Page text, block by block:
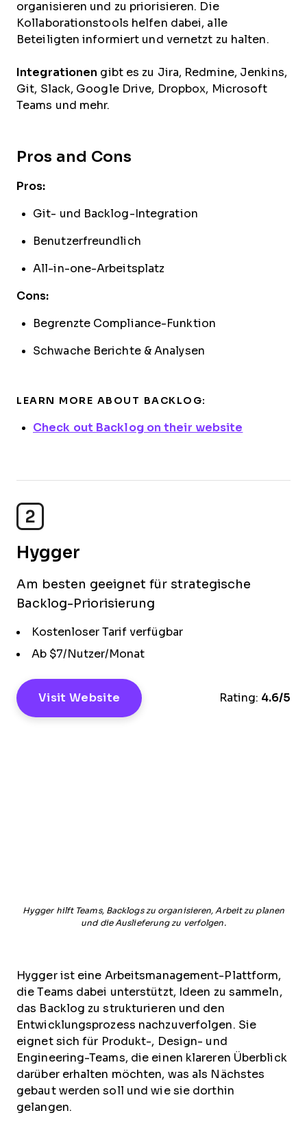
organisieren und zu priorisieren. Die
Kollaborationstools helfen dabei, alle
Beteiligten informiert und vernetzt zu halten.
Integrationen gibt es zu Jira, Redmine, Jenkins,
Git, Slack, Google Drive, Dropbox, Microsoft
Teams und mehr.
Pros and Cons
Pros:
Git- und Backlog-Integration
Benutzerfreundlich
All-in-one-Arbeitsplatz
Cons:
Begrenzte Compliance-Funktion
Schwache Berichte & Analysen
LEARN MORE ABOUT BACKLOG:
Check out Backlog on their website
2
Hygger
Am besten geeignet für strategische
Backlog-Priorisierung
Kostenloser Tarif verfügbar
Ab $7/Nutzer/Monat
Visit Website Rating: 4.6/5
Hygger hilft Teams, Backlogs zu organisieren, Arbeit zu planen
und die Auslieferung zu verfolgen.
Hygger ist eine Arbeitsmanagement-Plattform,
die Teams dabei unterstützt, Ideen zu sammeln,
das Backlog zu strukturieren und den
Entwicklungsprozess nachzuverfolgen. Sie
eignet sich für Produkt-, Design- und
Engineering-Teams, die einen klareren Überblick
darüber erhalten möchten, was als Nächstes
gebaut werden soll und wie sie dorthin
gelangen.